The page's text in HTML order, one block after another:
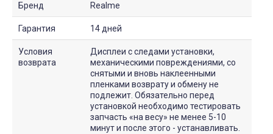
Бренд Realme
Гарантия 14 дней
Условия
возврата
Дисплеи с следами установки,
механическими повреждениями, со
снятыми и вновь наклеенными
пленками возврату и обмену не
подлежит. Обязательно перед
установкой необходимо тестировать
запчасть «на весу» не менее 5-10
минут и после этого - устанавливать.